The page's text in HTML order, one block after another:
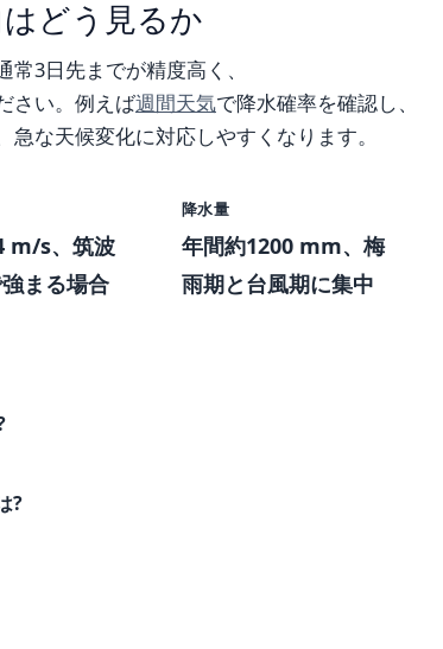
どう見るか
3日先までが精度高く、
さい。例えば週間天気で降水確率を確認し、
な天候変化に対応しやすくなります。
m/s、筑波
まる場合
降水量
年間約1200 mm、梅
雨期と台風期に集中
?